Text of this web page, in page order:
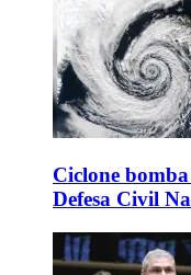
Ciclone
Defesa Civil